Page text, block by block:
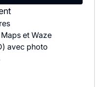
et Waze
avec photo